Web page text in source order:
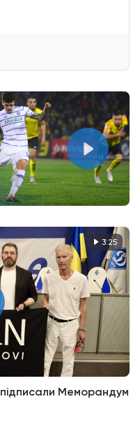
3:25
Меморандум